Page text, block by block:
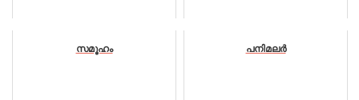
സമൂഹം പനിമലർ